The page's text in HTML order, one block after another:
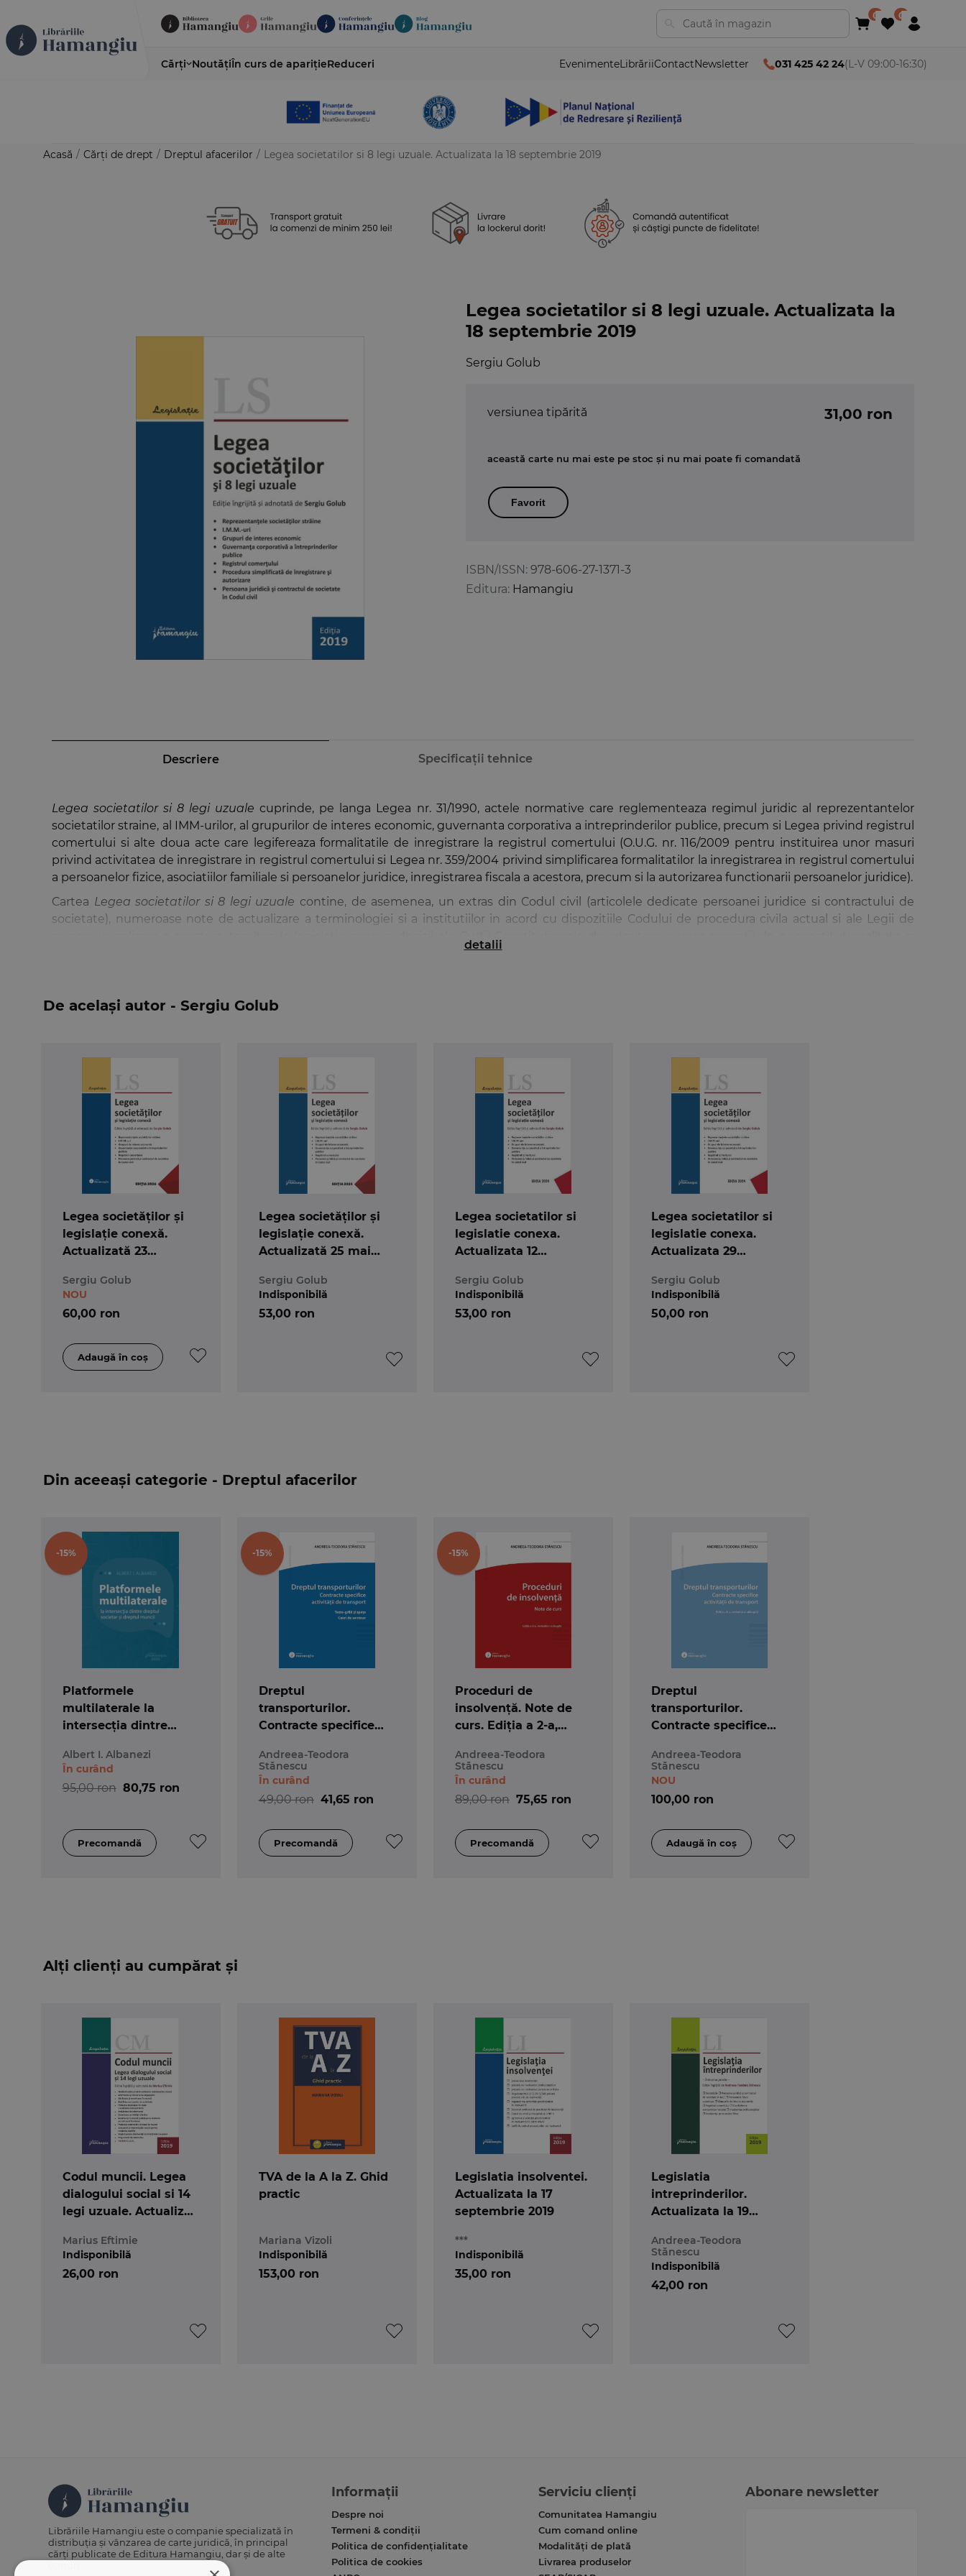
Cărți NoutățiÎn curs de aparițieReduceri EvenimenteLibrăriiContactNewsletter 031 425 42 24(L-V 09:00-16:30)
Acasă / Cărți de drept / Dreptul afacerilor / Legea societatilor si 8 legi uzuale. Actualizata la 18 septembrie 2019
Legea societatilor si 8 legi uzuale. Actualizata la
18 septembrie 2019
Sergiu Golub
ISBN/ISSN: 978-606-27-1371-3
Editura: Hamangiu
versiunea tipărită 31,00 ron
această carte nu mai este pe stoc și nu mai poate fi comandată
Favorit
Descriere Specificații tehnice
Legea societatilor si 8 legi uzuale cuprinde, pe langa Legea nr. 31/1990, actele normative care reglementeaza regimul juridic al reprezentantelor
societatilor straine, al IMM-urilor, al grupurilor de interes economic, guvernanta corporativa a intreprinderilor publice, precum si Legea privind registrul
comertului si alte doua acte care legifereaza formalitatile de inregistrare la registrul comertului (O.U.G. nr. 116/2009 pentru instituirea unor masuri
privind activitatea de inregistrare in registrul comertului si Legea nr. 359/2004 privind simplificarea formalitatilor la inregistrarea in registrul comertului
a persoanelor fizice, asociatiilor familiale si persoanelor juridice, inregistrarea fiscala a acestora, precum si la autorizarea functionarii persoanelor juridice).
Cartea Legea societatilor si 8 legi uzuale contine, de asemenea, un extras din Codul civil (articolele dedicate persoanei juridice si contractului de
societate), numeroase note de actualizare a terminologiei si a institutiilor in acord cu dispozitiile Codului de procedura civila actual si ale Legii de
punere in aplicare a acestuia, trimiteri la legislatia conexa, decizii ale Curtii Constitutionale de admitere a unor exceptii de neconstitutionalitate si
decizii pronuntate de Inalta Curte de Casatie si Justitie in asigurarea unei practici judiciare unitare in materie (recursuri in interesul legii si hotarari
modificata sfera persoanelor care nu pot fi fondatori).
este tiparita in format A5 (145x205 mm), pe hartie de volum.
detalii
De același autor - Sergiu Golub
Legea societăților și
legislație conexă.
Actualizată 23
Sergiu Golub
60,00 ron
NOU
Legea societăților și
legislație conexă.
Actualizată 25 mai
Sergiu Golub
53,00 ron
Indisponibilă
Legea societatilor si
legislatie conexa.
Actualizata 12
Sergiu Golub
53,00 ron
Indisponibilă
Legea societatilor si
legislatie conexa.
Actualizata 29
Sergiu Golub
50,00 ron
Indisponibilă
Din aceeași categorie - Dreptul afacerilor
-15%
Platformele
multilaterale la
intersecția dintre
dreptul muncii
Albert I. Albanezi
95,00 ron 80,75 ron
În curând
-15%
Dreptul
transporturilor.
Contracte specifice
transport. Teste-grilă
și spețe. Caiet de
seminar
Andreea-Teodora
Stănescu
49,00 ron 41,65 ron
În curând
-15%
Proceduri de
insolvență. Note de
curs. Ediția a 2-a,
Andreea-Teodora
Stănescu
89,00 ron 75,65 ron
În curând
Dreptul
transporturilor.
Contracte specifice
transport. Ediția a 8-a
Andreea-Teodora
Stănescu
100,00 ron
NOU
Alți clienți au cumpărat și
Codul muncii. Legea
dialogului social si 14
legi uzuale. Actualizat
Marius Eftimie
26,00 ron
Indisponibilă
TVA de la A la Z. Ghid
practic
Mariana Vizoli
153,00 ron
Indisponibilă
Legislatia insolventei.
Actualizata la 17
septembrie 2019
***
35,00 ron
Indisponibilă
Legislatia
intreprinderilor.
Actualizata la 19
Andreea-Teodora
Stănescu
42,00 ron
Indisponibilă
Librăriile Hamangiu este o companie specializată în
distribuția și vânzarea de carte juridică, în principal
cărți publicate de Editura Hamangiu, dar și de alte
Informații
Despre noi
Termeni & condiții
Politica de confidențialitate
Politica de cookies
Serviciu clienți
Comunitatea Hamangiu
Cum comand online
Modalități de plată
Livrarea produselor
Abonare newsletter